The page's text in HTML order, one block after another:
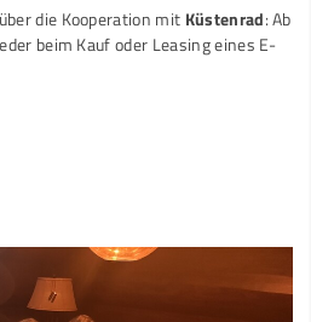
die Kooperation mit Küstenrad: Ab
beim Kauf oder Leasing eines E-